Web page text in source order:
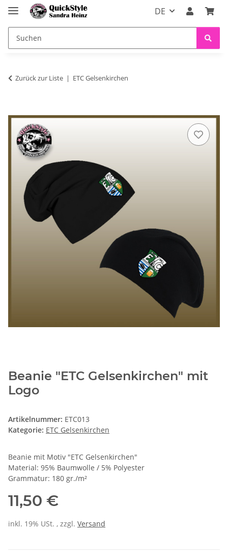
DE
Zurück zur Liste ETC Gelsenkirchen
Beanie "ETC Gelsenkirchen" mit
Logo
Artikelnummer: ETC013
Kategorie: ETC Gelsenkirchen
Beanie mit Motiv "ETC Gelsenkirchen"
Material: 95% Baumwolle / 5% Polyester
Grammatur: 180 gr./m²
11,50 €
inkl. 19% USt. , zzgl. Versand